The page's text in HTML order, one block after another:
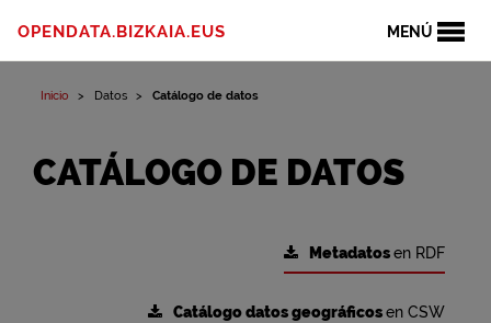
MENÚ
OPENDATA.BIZKAIA.EUS
Inicio Datos Catálogo de datos
CATÁLOGO DE DATOS
Metadatosen RDF
Catálogo datos geográficosen CSW